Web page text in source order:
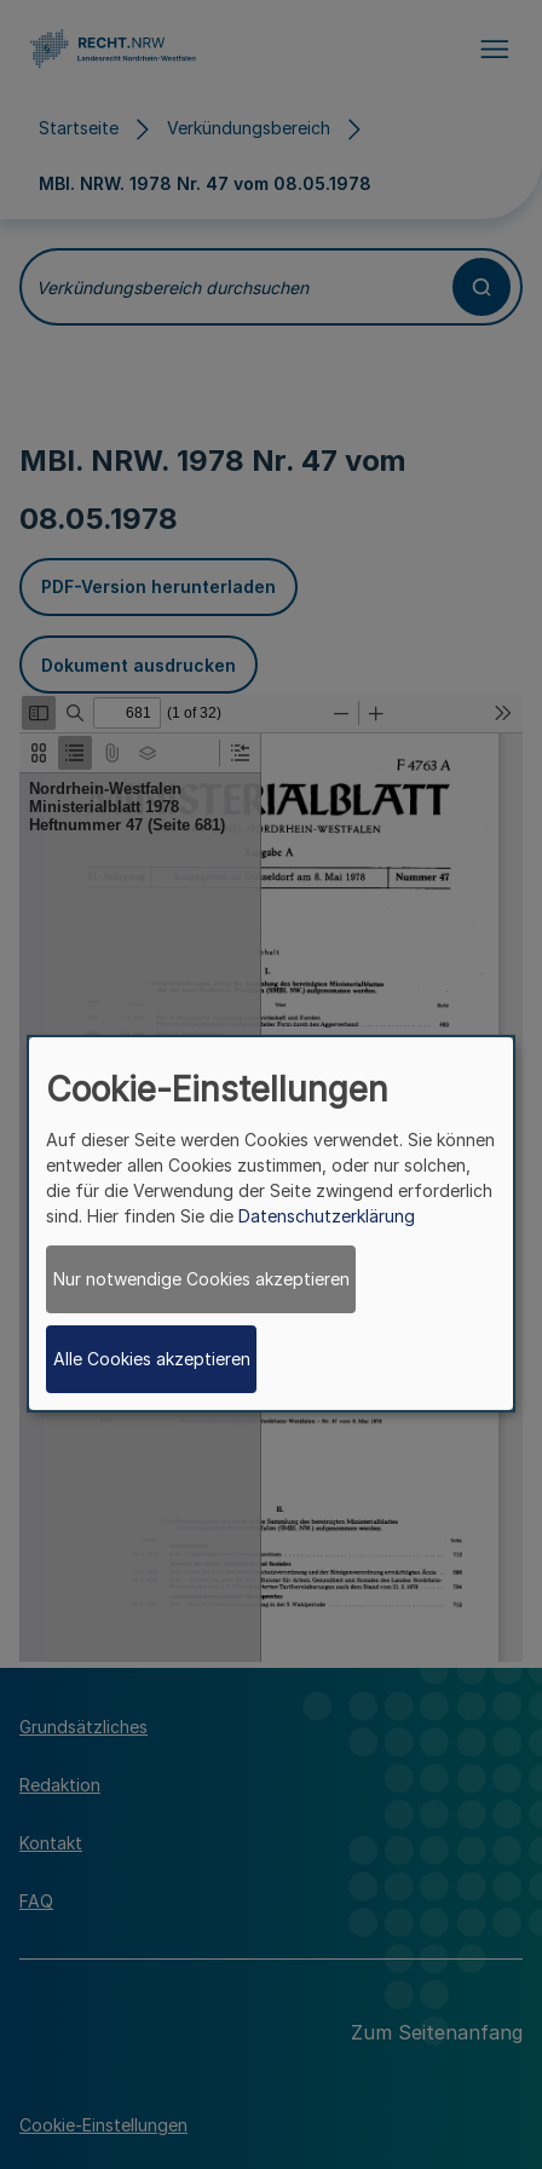
Startseite Verkündungsbereich
MBl. NRW. 1978 Nr. 47 vom 08.05.1978
Verkündungsbereich durchsuchen
MBl. NRW. 1978 Nr. 47 vom
08.05.1978
PDF-Version herunterladen
Dokument ausdrucken
Grundsätzliches
Redaktion
Kontakt
FAQ
Zum Seitenanfang
Cookie-Einstellungen
Cookie-Einstellungen
Auf dieser Seite werden Cookies verwendet. Sie können
entweder allen Cookies zustimmen, oder nur solchen,
die für die Verwendung der Seite zwingend erforderlich
sind. Hier finden Sie die Datenschutzerklärung
Nur notwendige Cookies akzeptieren
Alle Cookies akzeptieren